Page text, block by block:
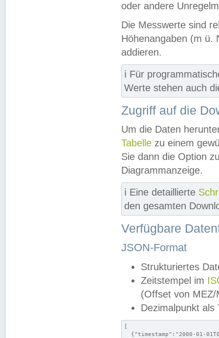
oder andere
Die Messwerte sind
Höhenangaben (m ü.
addieren.
ℹ️ Für
Werte stehen auch
Zugriff auf die
Um die Daten
Tabelle zu einem
Sie dann die Option
Diagrammanzeige.
ℹ️ Eine detaillierte
den gesamten
Verfügbare
JSON-Format
Strukturiertes
Zeitstempel im
(Offset von MEZ/
Dezimalpunkt als
[
{"timestamp":"2000-01-